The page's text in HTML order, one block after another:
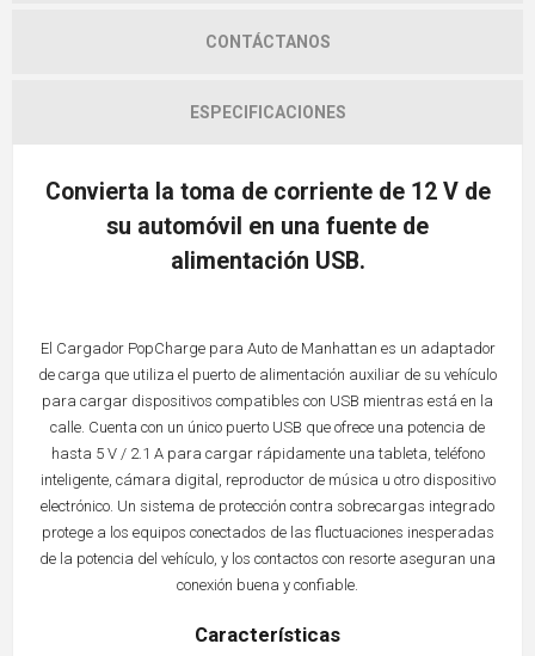
CONTÁCTANOS
ESPECIFICACIONES
Convierta la toma de corriente de 12 V de
su automóvil en una fuente de
alimentación USB.
El Cargador PopCharge para Auto de Manhattan es un adaptador
de carga que utiliza el puerto de alimentación auxiliar de su vehículo
para cargar dispositivos compatibles con USB mientras está en la
calle. Cuenta con un único puerto USB que ofrece una potencia de
hasta 5 V / 2.1 A para cargar rápidamente una tableta, teléfono
inteligente, cámara digital, reproductor de música u otro dispositivo
electrónico. Un sistema de protección contra sobrecargas integrado
protege a los equipos conectados de las fluctuaciones inesperadas
de la potencia del vehículo, y los contactos con resorte aseguran una
conexión buena y confiable.
Características